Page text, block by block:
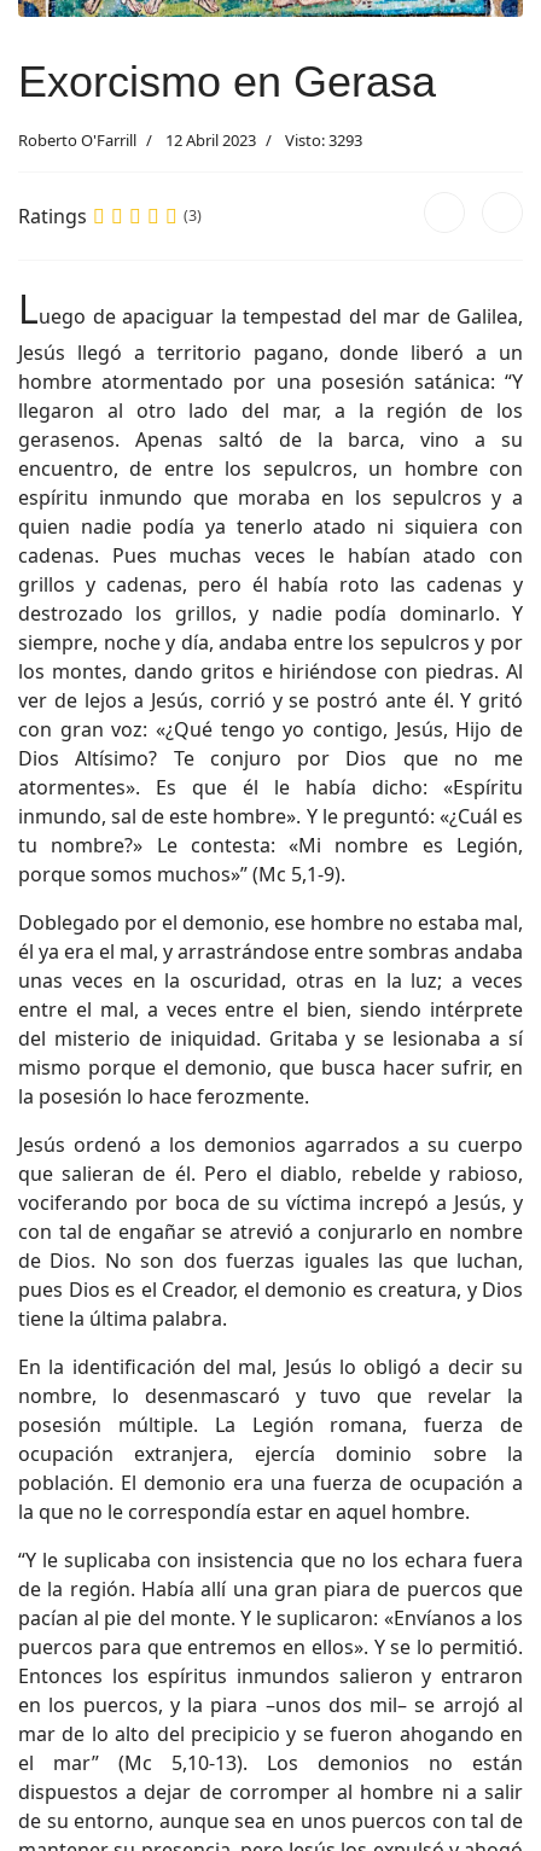
Exorcismo en Gerasa
Roberto O'Farrill 12 Abril 2023 Visto: 3293
Ratings (3)
Luego de apaciguar la tempestad del mar de Galilea,
Jesús llegó a territorio pagano, donde liberó a un
hombre atormentado por una posesión satánica: “Y
llegaron al otro lado del mar, a la región de los
gerasenos. Apenas saltó de la barca, vino a su
encuentro, de entre los sepulcros, un hombre con
espíritu inmundo que moraba en los sepulcros y a
quien nadie podía ya tenerlo atado ni siquiera con
cadenas. Pues muchas veces le habían atado con
grillos y cadenas, pero él había roto las cadenas y
destrozado los grillos, y nadie podía dominarlo. Y
siempre, noche y día, andaba entre los sepulcros y por
los montes, dando gritos e hiriéndose con piedras. Al
ver de lejos a Jesús, corrió y se postró ante él. Y gritó
con gran voz: «¿Qué tengo yo contigo, Jesús, Hijo de
Dios Altísimo? Te conjuro por Dios que no me
atormentes». Es que él le había dicho: «Espíritu
inmundo, sal de este hombre». Y le preguntó: «¿Cuál es
tu nombre?» Le contesta: «Mi nombre es Legión,
porque somos muchos»” (Mc 5,1-9).
Doblegado por el demonio, ese hombre no estaba mal,
él ya era el mal, y arrastrándose entre sombras andaba
unas veces en la oscuridad, otras en la luz; a veces
entre el mal, a veces entre el bien, siendo intérprete
del misterio de iniquidad. Gritaba y se lesionaba a sí
mismo porque el demonio, que busca hacer sufrir, en
la posesión lo hace ferozmente.
Jesús ordenó a los demonios agarrados a su cuerpo
que salieran de él. Pero el diablo, rebelde y rabioso,
vociferando por boca de su víctima increpó a Jesús, y
con tal de engañar se atrevió a conjurarlo en nombre
de Dios. No son dos fuerzas iguales las que luchan,
pues Dios es el Creador, el demonio es creatura, y Dios
tiene la última palabra.
En la identificación del mal, Jesús lo obligó a decir su
nombre, lo desenmascaró y tuvo que revelar la
posesión múltiple. La Legión romana, fuerza de
ocupación extranjera, ejercía dominio sobre la
población. El demonio era una fuerza de ocupación a
la que no le correspondía estar en aquel hombre.
“Y le suplicaba con insistencia que no los echara fuera
de la región. Había allí una gran piara de puercos que
pacían al pie del monte. Y le suplicaron: «Envíanos a los
puercos para que entremos en ellos». Y se lo permitió.
Entonces los espíritus inmundos salieron y entraron
en los puercos, y la piara –unos dos mil– se arrojó al
mar de lo alto del precipicio y se fueron ahogando en
el mar” (Mc 5,10-13). Los demonios no están
dispuestos a dejar de corromper al hombre ni a salir
de su entorno, aunque sea en unos puercos con tal de